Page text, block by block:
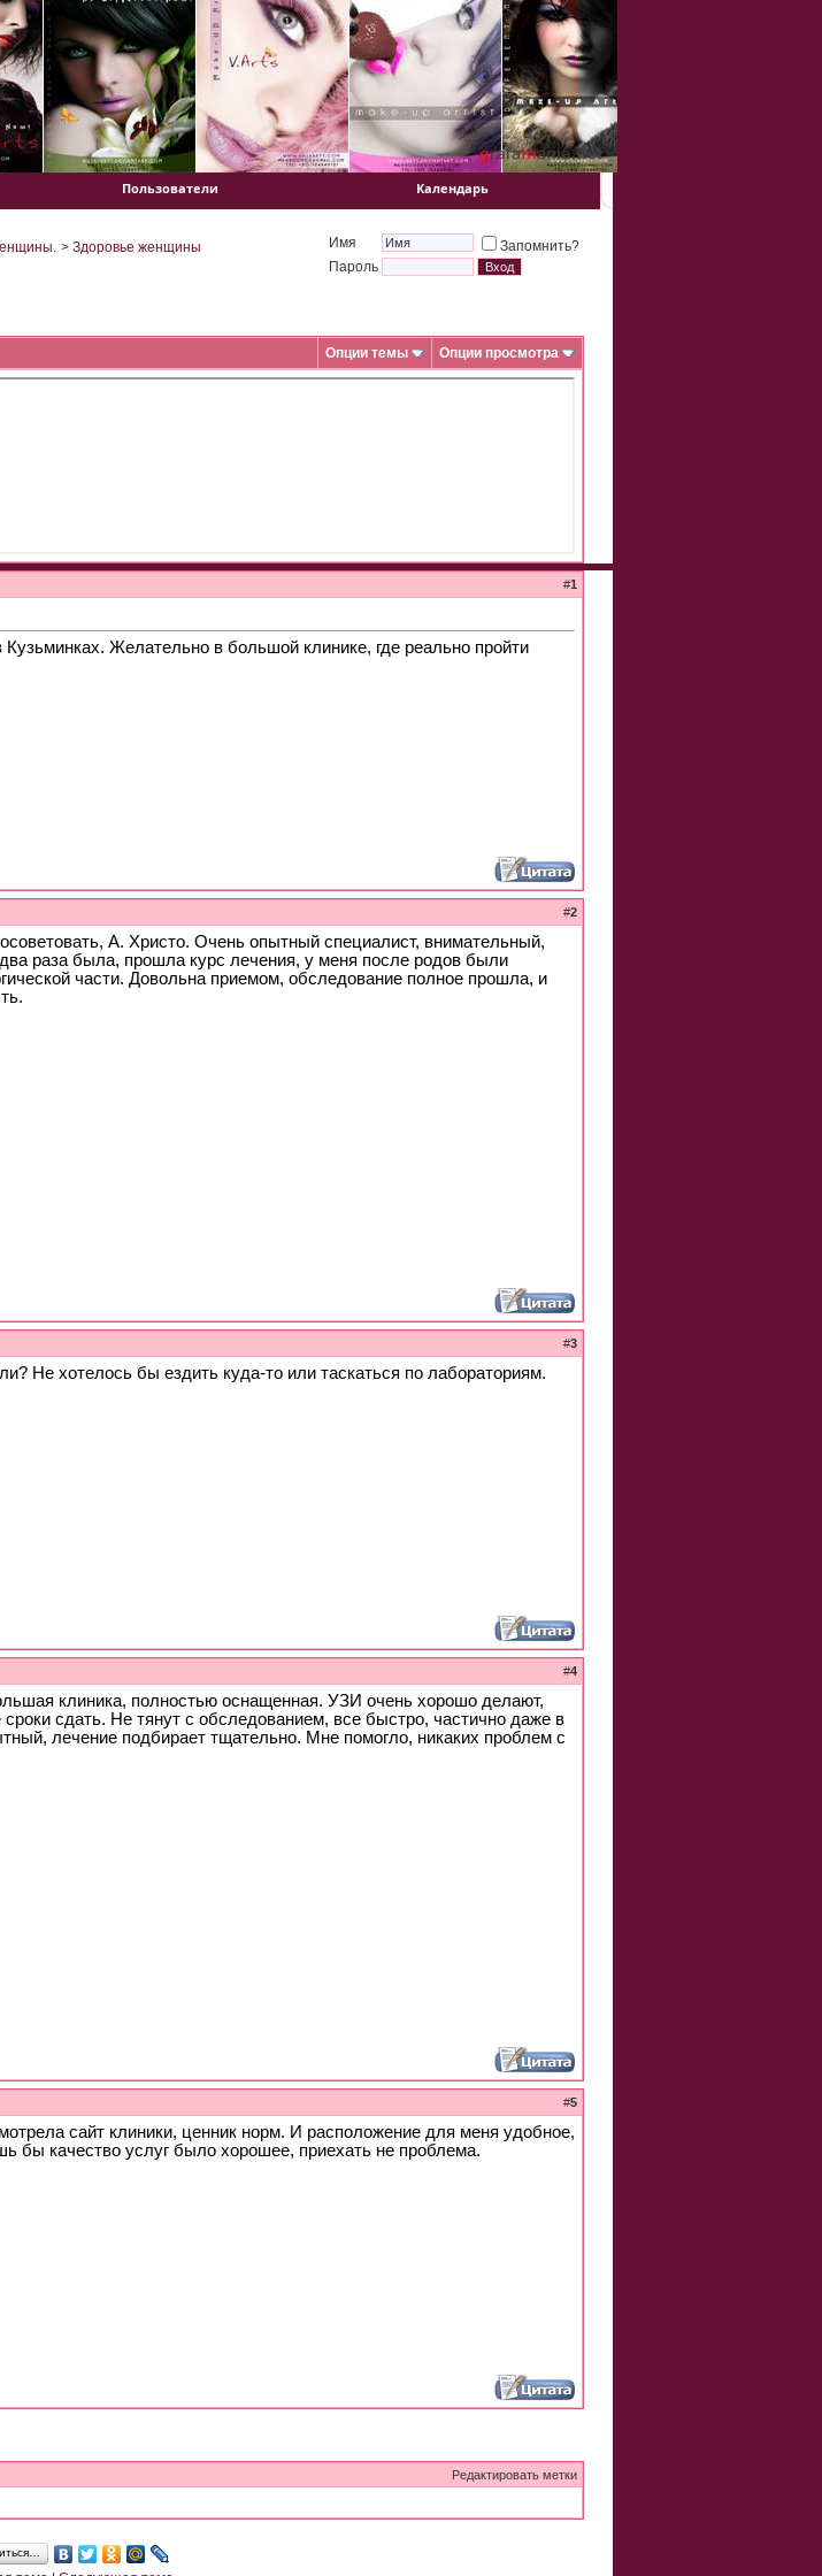
Пользователи Календарь
> Здоровье женщины Имя
Запомнить?
Пароль
Опции темы Опции просмотра
#1
Кузьминках. Желательно в большой клинике, где реально пройти
#2
А. Христо. Очень опытный специалист, внимательный,
раза была, прошла курс лечения, у меня после родов были
части. Довольна приемом, обследование полное прошла, и
#3
Не хотелось бы ездить куда-то или таскаться по лабораториям.
#4
клиника, полностью оснащенная. УЗИ очень хорошо делают,
сдать. Не тянут с обследованием, все быстро, частично даже в
лечение подбирает тщательно. Мне помогло, никаких проблем с
#5
сайт клиники, ценник норм. И расположение для меня удобное,
бы качество услуг было хорошее, приехать не проблема.
Редактировать метки